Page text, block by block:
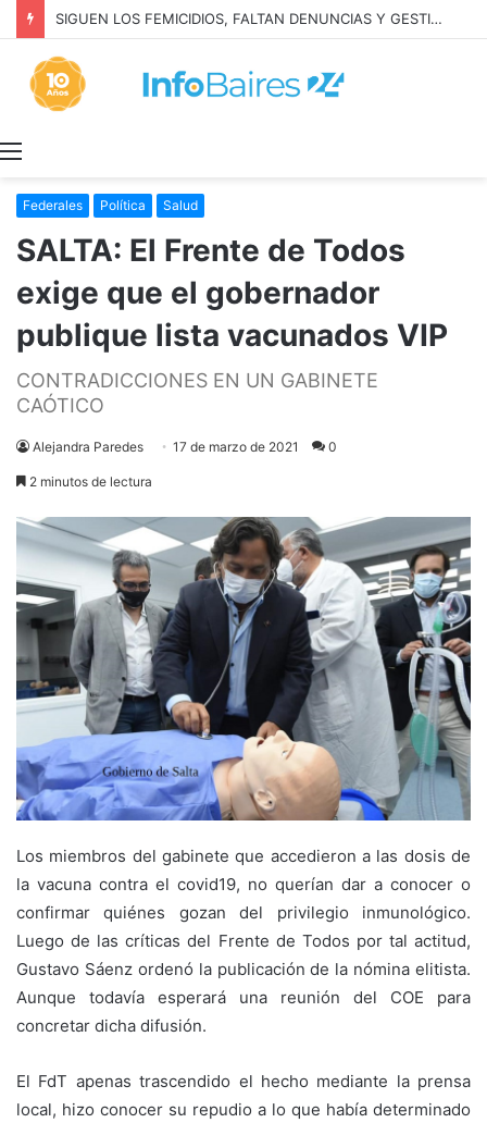
SIGUEN LOS FEMICIDIOS, FALTAN DENUNCIAS Y GESTION: MILEI NIEGA LA REALIDAD
Federales Política Salud
SALTA: El Frente de Todos
exige que el gobernador
publique lista vacunados VIP
CONTRADICCIONES EN UN GABINETE
CAÓTICO
Alejandra Paredes 17 de marzo de 2021 0
2 minutos de lectura
Los miembros del gabinete que accedieron a las dosis de
la vacuna contra el covid19, no querían dar a conocer o
confirmar quiénes gozan del privilegio inmunológico.
Luego de las críticas del Frente de Todos por tal actitud,
Gustavo Sáenz ordenó la publicación de la nómina elitista.
Aunque todavía esperará una reunión del COE para
concretar dicha difusión.
El FdT apenas trascendido el hecho mediante la prensa
local, hizo conocer su repudio a lo que había determinado